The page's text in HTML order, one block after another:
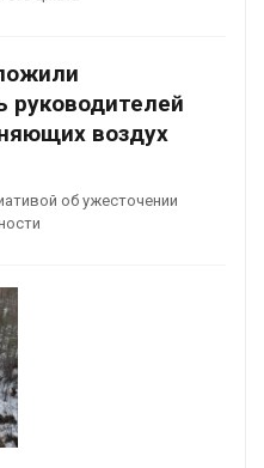
руководителей
воздух
об ужесточении